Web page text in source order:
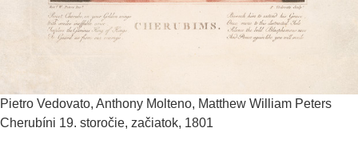
Pietro Vedovato, Anthony Molteno, Matthew William Peters
Cherubíni 19. storočie, začiatok, 1801